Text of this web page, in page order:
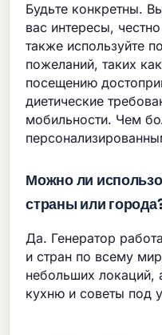
Будьте конкретны.
вас интересы,
также используйте
пожеланий, таких
посещению
диетические
мобильности. Чем
Можно ли
страны или
Да. Генератор
и стран по всему
небольших локаций,
кухню и советы под